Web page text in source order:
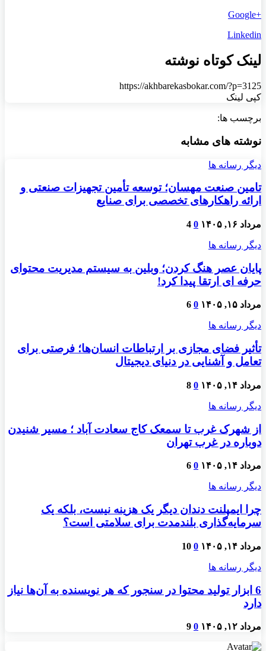
+Google
Linkedin
لینک کوتاه نوشته
https://akhbarekasbokar.com/?p=3125
کپی لینک
برچسب ها:
نوشته های مشابه
دیگر رسانه ها
تامین صنعت مهسان؛ توسعه تأمین تجهیزات صنعتی و
ارائه راهکارهای تخصصی برای صنایع
مرداد ۱۶, ۱۴۰۵ 0
4
دیگر رسانه ها
پایان عصر هنگ کردن؛ وبلین به سیستم مدیریت محتوای
حرفه ای ارتقا پیدا کرد!
مرداد ۱۵, ۱۴۰۵ 0
6
دیگر رسانه ها
تأثیر فضای مجازی بر ارتباطات انسان‌ها؛ فرصتی برای
تعامل و آشنایی در دنیای دیجیتال
مرداد ۱۴, ۱۴۰۵ 0
8
دیگر رسانه ها
از شهرک غرب تا سمعک کاج سعادت آباد ؛ مسیر شنیدن
دوباره در غرب تهران
مرداد ۱۴, ۱۴۰۵ 0
6
دیگر رسانه ها
چرا ایمپلنت دندان دیگر یک هزینه نیست، بلکه یک
سرمایه‌گذاری بلندمدت برای سلامتی است؟
مرداد ۱۴, ۱۴۰۵ 0
10
دیگر رسانه ها
6 ابزار تولید محتوا در سنجور که هر نویسنده به آن‌ها نیاز
دارد
مرداد ۱۲, ۱۴۰۵ 0
9